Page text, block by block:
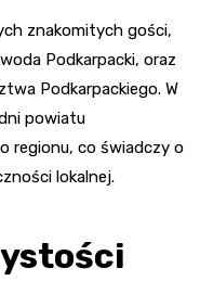
znakomitych gości,
Podkarpacki, oraz
Podkarpackiego. W
powiatu
regionu, co świadczy o
lokalnej.